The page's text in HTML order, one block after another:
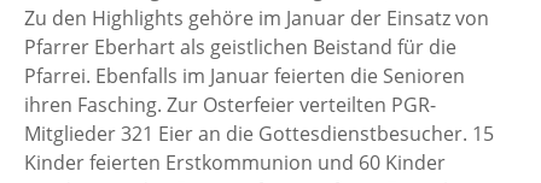
Zu den Highlights gehöre im Januar der Einsatz von
Pfarrer Eberhart als geistlichen Beistand für die
Pfarrei. Ebenfalls im Januar feierten die Senioren
ihren Fasching. Zur Osterfeier verteilten PGR-
Mitglieder 321 Eier an die Gottesdienstbesucher. 15
Kinder feierten Erstkommunion und 60 Kinder